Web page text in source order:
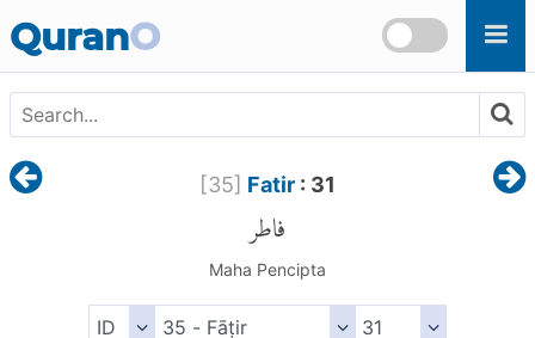
QuranO
[35] Fatir: 31
فاطر
Maha Pencipta